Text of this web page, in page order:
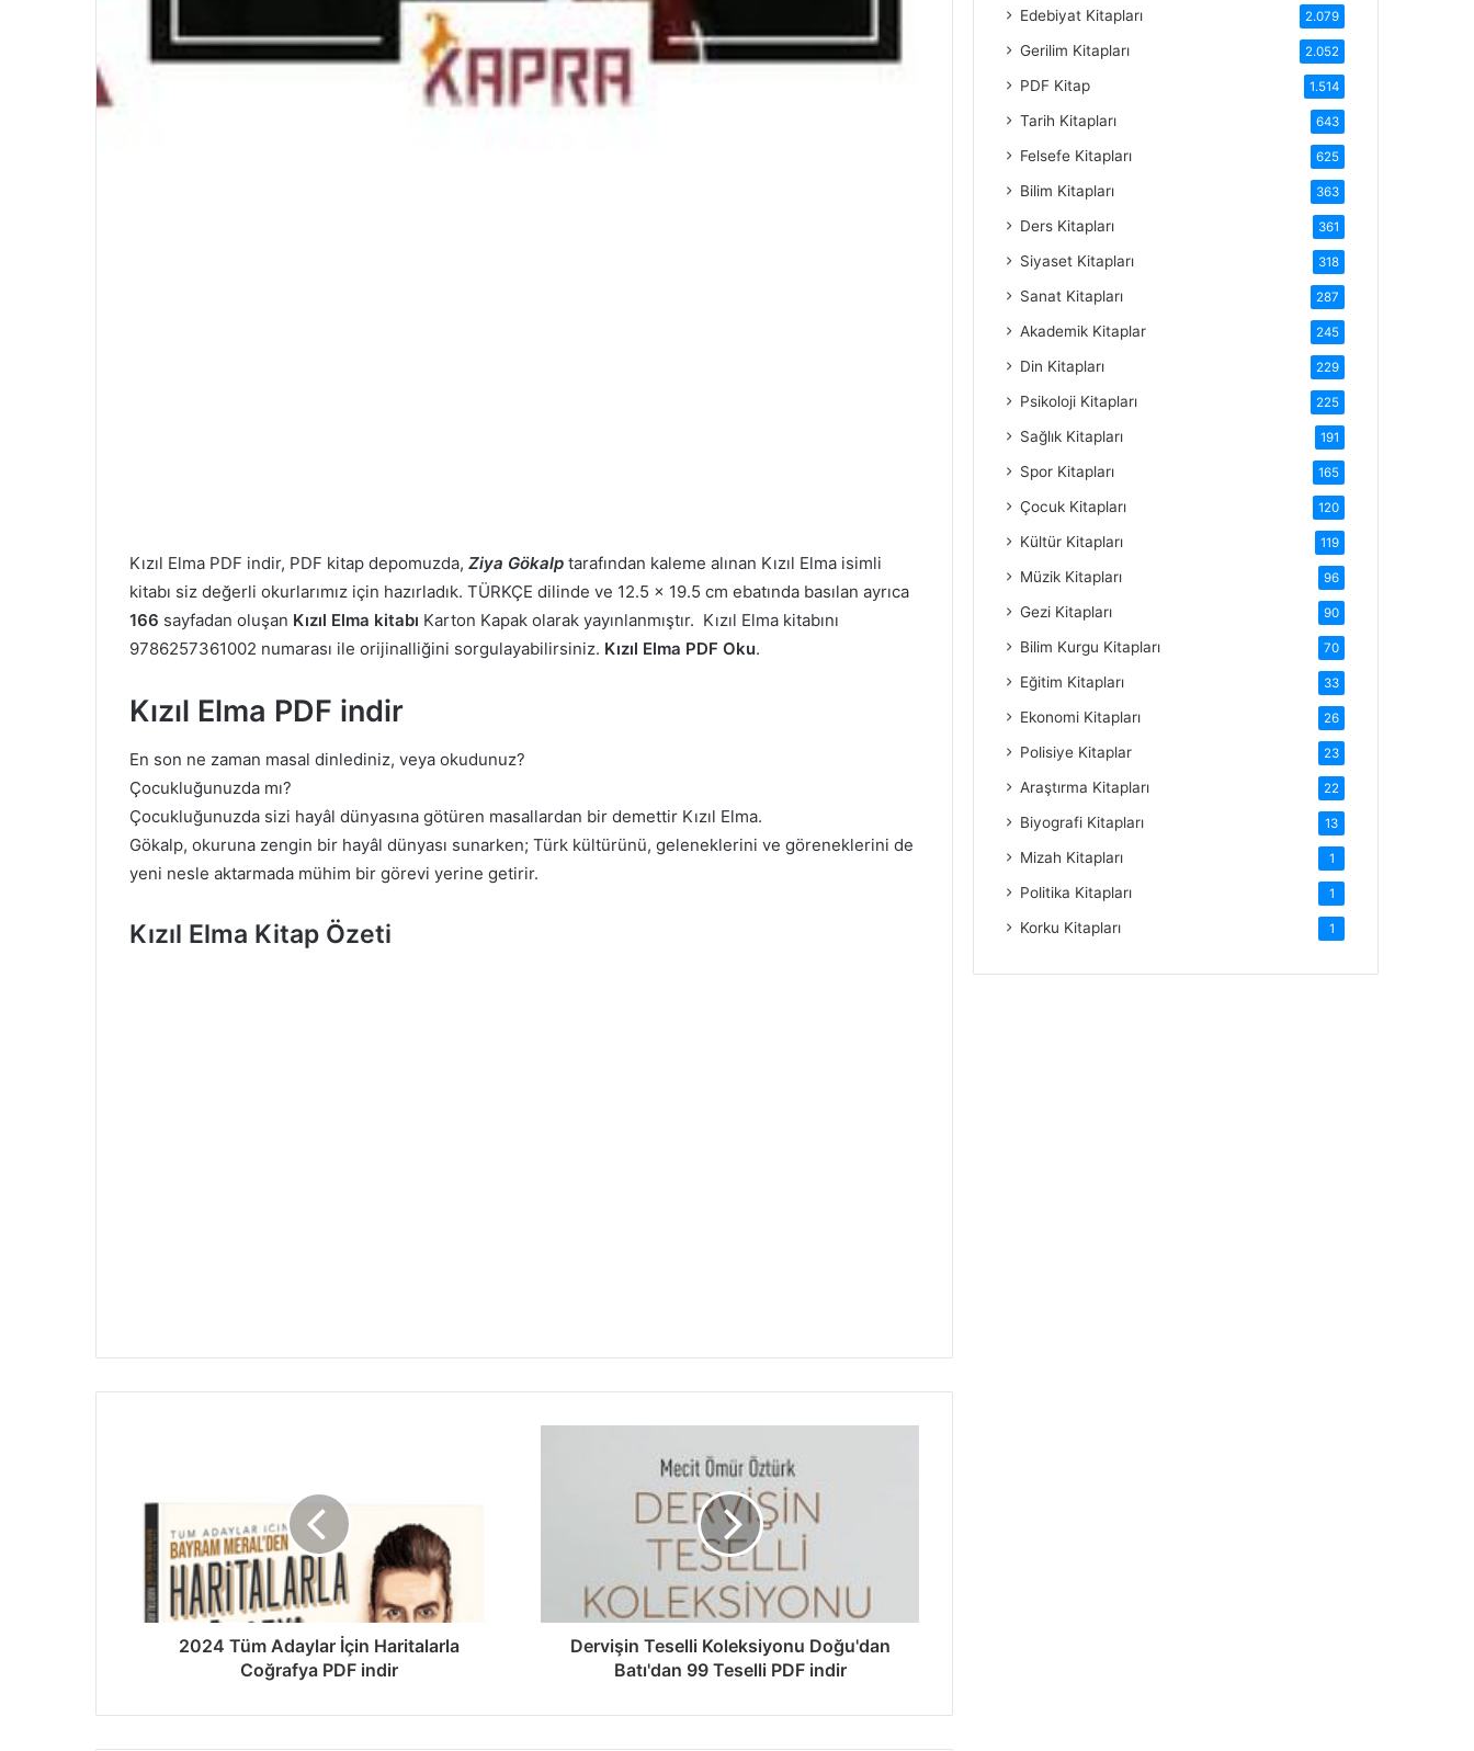
Kızıl Elma PDF indir, PDF kitap depomuzda, Ziya Gökalp tarafından kaleme alınan Kızıl Elma isimli
kitabı siz değerli okurlarımız için hazırladık. TÜRKÇE dilinde ve 12.5 x 19.5 cm ebatında basılan ayrıca
166 sayfadan oluşan Kızıl Elma kitabı Karton Kapak olarak yayınlanmıştır. Kızıl Elma kitabını
9786257361002 numarası ile orijinalliğini sorgulayabilirsiniz. Kızıl Elma PDF Oku.
Kızıl Elma PDF indir
En son ne zaman masal dinlediniz, veya okudunuz?
Çocukluğunuzda mı?
Çocukluğunuzda sizi hayâl dünyasına götüren masallardan bir demettir Kızıl Elma.
Gökalp, okuruna zengin bir hayâl dünyası sunarken; Türk kültürünü, geleneklerini ve göreneklerini de
yeni nesle aktarmada mühim bir görevi yerine getirir.
Kızıl Elma Kitap Özeti
2024 Tüm Adaylar İçin Haritalarla
Coğrafya PDF indir
Dervişin Teselli Koleksiyonu Doğu'dan
Batı'dan 99 Teselli PDF indir
Edebiyat Kitapları 2.079
Gerilim Kitapları 2.052
PDF Kitap 1.514
Tarih Kitapları 643
Felsefe Kitapları 625
Bilim Kitapları 363
Ders Kitapları 361
Siyaset Kitapları 318
Sanat Kitapları 287
Akademik Kitaplar 245
Din Kitapları 229
Psikoloji Kitapları 225
Sağlık Kitapları 191
Spor Kitapları 165
Çocuk Kitapları 120
Kültür Kitapları 119
Müzik Kitapları 96
Gezi Kitapları 90
Bilim Kurgu Kitapları 70
Eğitim Kitapları 33
Ekonomi Kitapları 26
Polisiye Kitaplar 23
Araştırma Kitapları 22
Biyografi Kitapları 13
Mizah Kitapları 1
Politika Kitapları 1
Korku Kitapları 1